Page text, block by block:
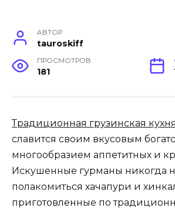
АВТОР
tauroskiff
ПРОСМОТРОВ
181
Традиционная грузинская кухня
славится своим вкусовым
многообразием аппетитных и
Искушенные гурманы никогда
полакомиться хачапури и
приготовленные по